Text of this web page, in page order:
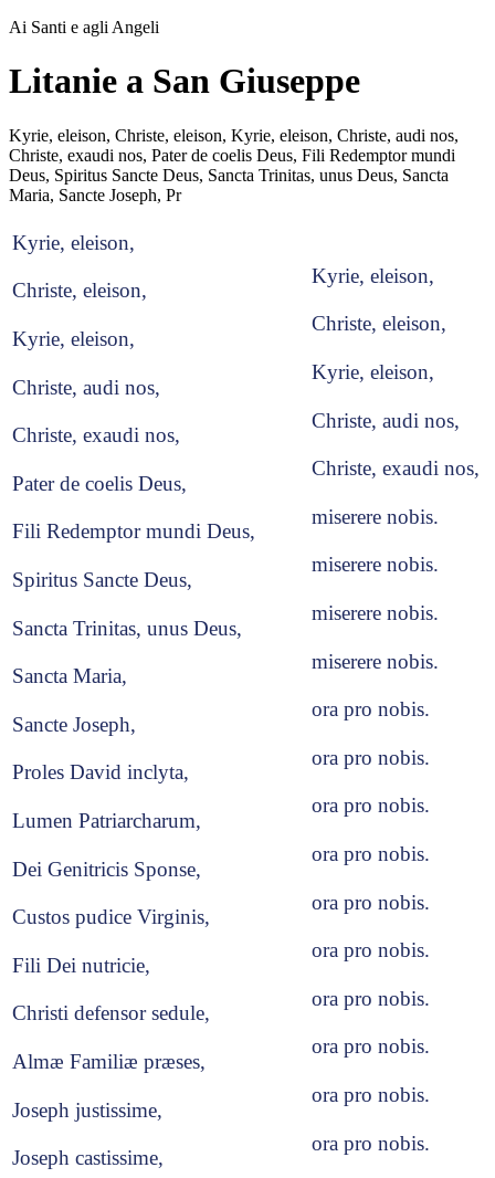
Ai Santi e agli Angeli
Litanie a San Giuseppe
Kyrie, eleison, Christe, eleison, Kyrie, eleison, Christe, audi nos,
Christe, exaudi nos, Pater de coelis Deus, Fili Redemptor mundi
Deus, Spiritus Sancte Deus, Sancta Trinitas, unus Deus, Sancta
Maria, Sancte Joseph, Pr
Kyrie, eleison,
Christe, eleison,
Kyrie, eleison,
Christe, audi nos,
Christe, exaudi nos,
Pater de coelis Deus,
Fili Redemptor mundi Deus,
Spiritus Sancte Deus,
Sancta Trinitas, unus Deus,
Sancta Maria,
Sancte Joseph,
Proles David inclyta,
Lumen Patriarcharum,
Dei Genitricis Sponse,
Custos pudice Virginis,
Fili Dei nutricie,
Christi defensor sedule,
Almæ Familiæ præses,
Joseph justissime,
Joseph castissime,
Kyrie, eleison,
Christe, eleison,
Kyrie, eleison,
Christe, audi nos,
Christe, exaudi nos,
miserere nobis.
miserere nobis.
miserere nobis.
miserere nobis.
ora pro nobis.
ora pro nobis.
ora pro nobis.
ora pro nobis.
ora pro nobis.
ora pro nobis.
ora pro nobis.
ora pro nobis.
ora pro nobis.
ora pro nobis.